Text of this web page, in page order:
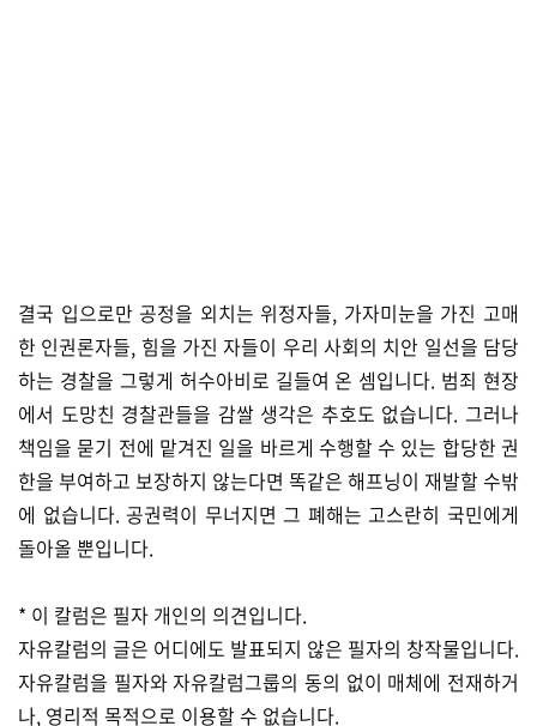
​결국 입으로만 공정을 외치는 위정자들, 가자미눈을 가진 고매
한 인권론자들, 힘을 가진 자들이 우리 사회의 치안 일선을 담당
하는 경찰을 그렇게 허수아비로 길들여 온 셈입니다. 범죄 현장
에서 도망친 경찰관들을 감쌀 생각은 추호도 없습니다. 그러나
책임을 묻기 전에 맡겨진 일을 바르게 수행할 수 있는 합당한 권
한을 부여하고 보장하지 않는다면 똑같은 해프닝이 재발할 수밖
에 없습니다. 공권력이 무너지면 그 폐해는 고스란히 국민에게
돌아올 뿐입니다.
* 이 칼럼은 필자 개인의 의견입니다.
자유칼럼의 글은 어디에도 발표되지 않은 필자의 창작물입니다.
자유칼럼을 필자와 자유칼럼그룹의 동의 없이 매체에 전재하거
나, 영리적 목적으로 이용할 수 없습니다.